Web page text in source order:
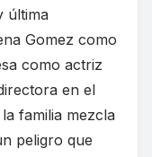
última
Gomez como
como actriz
en el
familia mezcla
peligro que